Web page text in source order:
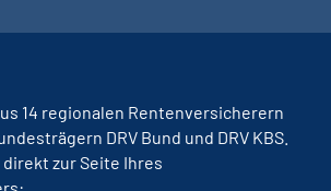
14 regionalen Rentenversicherern
DRV Bund und DRV KBS.
zur Seite Ihres